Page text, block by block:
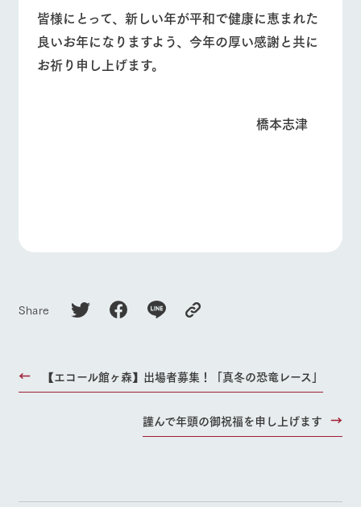
皆様にとって、新しい年が平和で健康に恵まれた
良いお年になりますよう、今年の厚い感謝と共に
お祈り申し上げます。
橋本志津
Share
【エコール館ヶ森】出場者募集！「真冬の恐竜レース」
謹んで年頭の御祝福を申し上げます